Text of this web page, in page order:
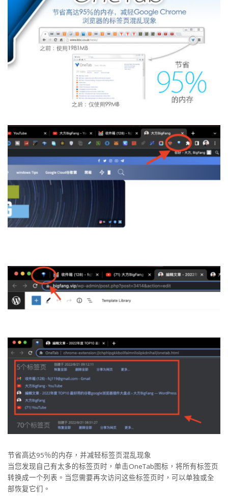
节省高达95％的内存，并减轻标签页混乱现象
当您发现自己有太多的标签页时，单击OneTab图标，将所有标签页
转换成一个列表。当您需要再次访问这些标签页时，可以单独或全
部恢复它们。